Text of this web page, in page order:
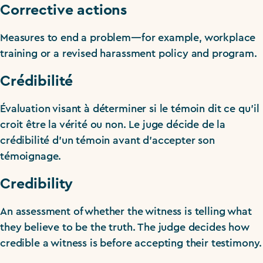
Corrective actions
Measures to end a problem—for example, workplace
training or a revised harassment policy and program.
Crédibilité
Évaluation visant à déterminer si le témoin dit ce qu’il
croit être la vérité ou non. Le juge décide de la
crédibilité d’un témoin avant d’accepter son
témoignage.
Credibility
An assessment of whether the witness is telling what
they believe to be the truth. The judge decides how
credible a witness is before accepting their testimony.